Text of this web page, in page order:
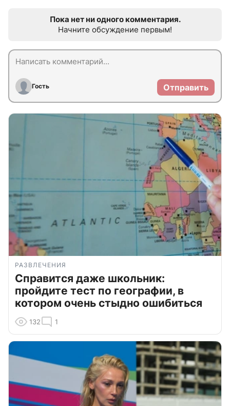
Пока нет ни одного комментария.
Начните обсуждение первым!
Гость Отправить
РАЗВЛЕЧЕНИЯ
Справится даже школьник:
пройдите тест по географии, в
котором очень стыдно ошибиться
132 1